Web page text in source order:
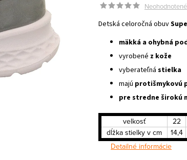
Neohodnotené
Detská celoročná obuv
mäkká a ohybná
vyrobené z kože
vyberateľná stielka
majú protišmykovú
pre stredne širokú
velkosť 22
dĺžka stielky v cm
14,4
Detailné informácie